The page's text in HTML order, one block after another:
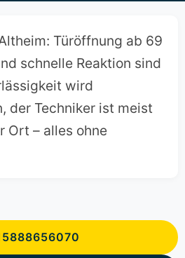
Türöffnung ab 69
schnelle Reaktion sind
wird
der Techniker ist meist
Ort – alles ohne